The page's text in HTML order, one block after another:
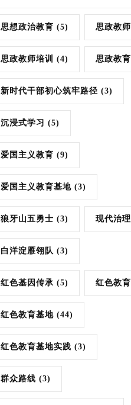
思想政治教育 (5) 思政教师
思政教师培训 (4) 思政教育
新时代干部初心筑牢路径 (3)
沉浸式学习 (5)
爱国主义教育 (9)
爱国主义教育基地 (3)
狼牙山五勇士 (3) 现代治理
白洋淀雁翎队 (3)
红色基因传承 (5) 红色教育
红色教育基地 (44)
红色教育基地实践 (3)
群众路线 (3)